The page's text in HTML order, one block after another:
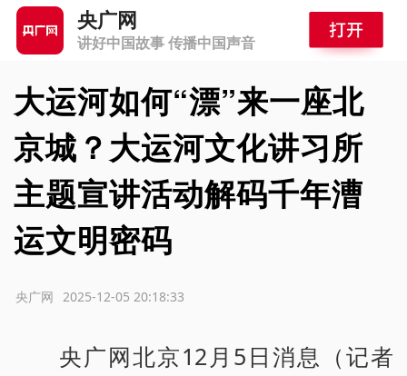
央广网
讲好中国故事 传播中国声音
大运河如何“漂”来一座北
京城？大运河文化讲习所
主题宣讲活动解码千年漕
运文明密码
2025-12-05 20:18:33
央广网
央广网北京12月5日消息（记者